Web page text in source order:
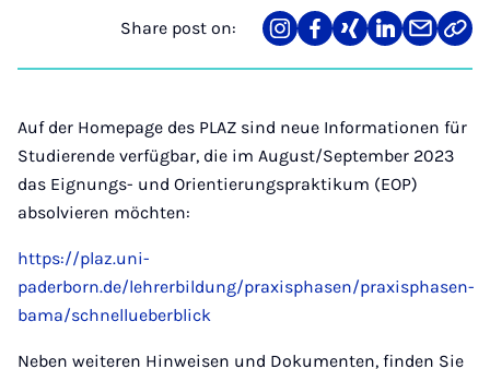
Share post on:
Share
on
Teilen
auf
Teilen
auf
Teilen
auf
Teilen
über
Mail
Link
Auf der Homepage des PLAZ sind neue Informationen für
Studierende verfügbar, die im August/September 2023
das Eignungs- und Orientierungspraktikum (EOP)
absolvieren möchten:
https://plaz.uni-
paderborn.de/lehrerbildung/praxisphasen/praxisphasen-
bama/schnellueberblick
Neben weiteren Hinweisen und Dokumenten, finden Sie